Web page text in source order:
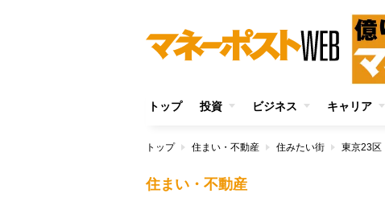
トップ 投資 ビジネス キャリア
トップ 住まい・不動産 住みたい街 東京23区
住まい・不動産